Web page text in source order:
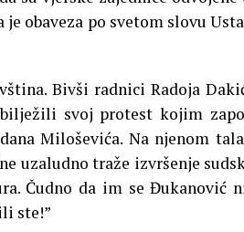
obaveza po svetom slovu
Bivši radnici Radoja
svoj protest kojim
Miloševića. Na njenom
uzaludno traže izvršenje
Čudno da im se Đukanović
ste!”